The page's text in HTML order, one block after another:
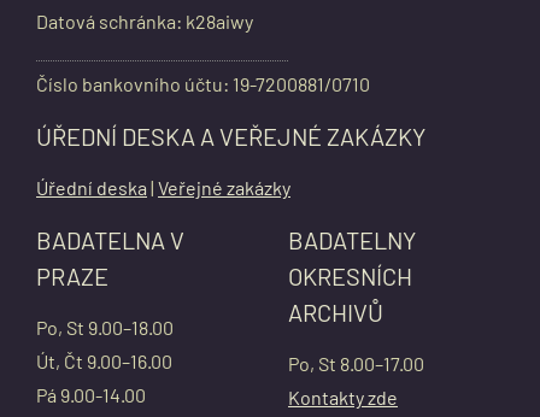
Datová schránka: k28aiwy
Číslo bankovního účtu: 19-7200881/0710
ÚŘEDNÍ DESKA A VEŘEJNÉ ZAKÁZKY
Úřední deska | Veřejné zakázky
BADATELNA V
PRAZE
Po, St 9.00–18.00
Út, Čt 9.00–16.00
Pá 9.00-14.00
BADATELNY
OKRESNÍCH
ARCHIVŮ
Po, St 8.00–17.00
Kontakty zde